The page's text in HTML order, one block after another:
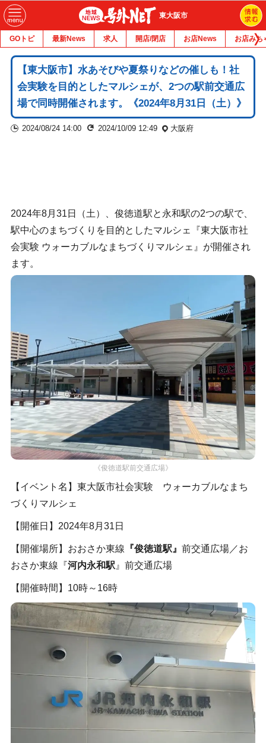
東大阪市
GOトピ 最新News 求人 開店/閉店 お店News お店みち
【東大阪市】水あそびや夏祭りなどの催しも！社
会実験を目的としたマルシェが、2つの駅前交通広
場で同時開催されます。《2024年8月31日（土）》
2024/08/24 14:00 2024/10/09 12:49 大阪府
2024年8月31日（土）、俊徳道駅と永和駅の2つの駅で、
駅中心のまちづくりを目的としたマルシェ『東大阪市社
会実験 ウォーカブルなまちづくりマルシェ』が開催され
ます。
《俊徳道駅前交通広場》
【イベント名】東大阪市社会実験 ウォーカブルなまち
づくりマルシェ
【開催日】2024年8月31日
【開催場所】おおさか東線 『俊徳道駅』 前交通広場／お
おさか東線『河内永和駅 』前交通広場
【開催時間】10時～16時